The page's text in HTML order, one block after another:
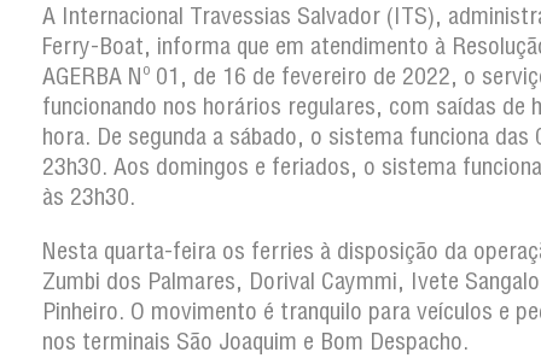
A Internacional Travessias Salvador (ITS),
Ferry-Boat, informa que em atendimento à
AGERBA Nº 01, de 16 de fevereiro de 2022, o
funcionando nos horários regulares, com saídas de
hora. De segunda a sábado, o sistema funciona das
23h30. Aos domingos e feriados, o sistema
às 23h30.
Nesta quarta-feira os ferries à disposição da
Zumbi dos Palmares, Dorival Caymmi, Ivete
Pinheiro. O movimento é tranquilo para veículos e
nos terminais São Joaquim e Bom Despacho.